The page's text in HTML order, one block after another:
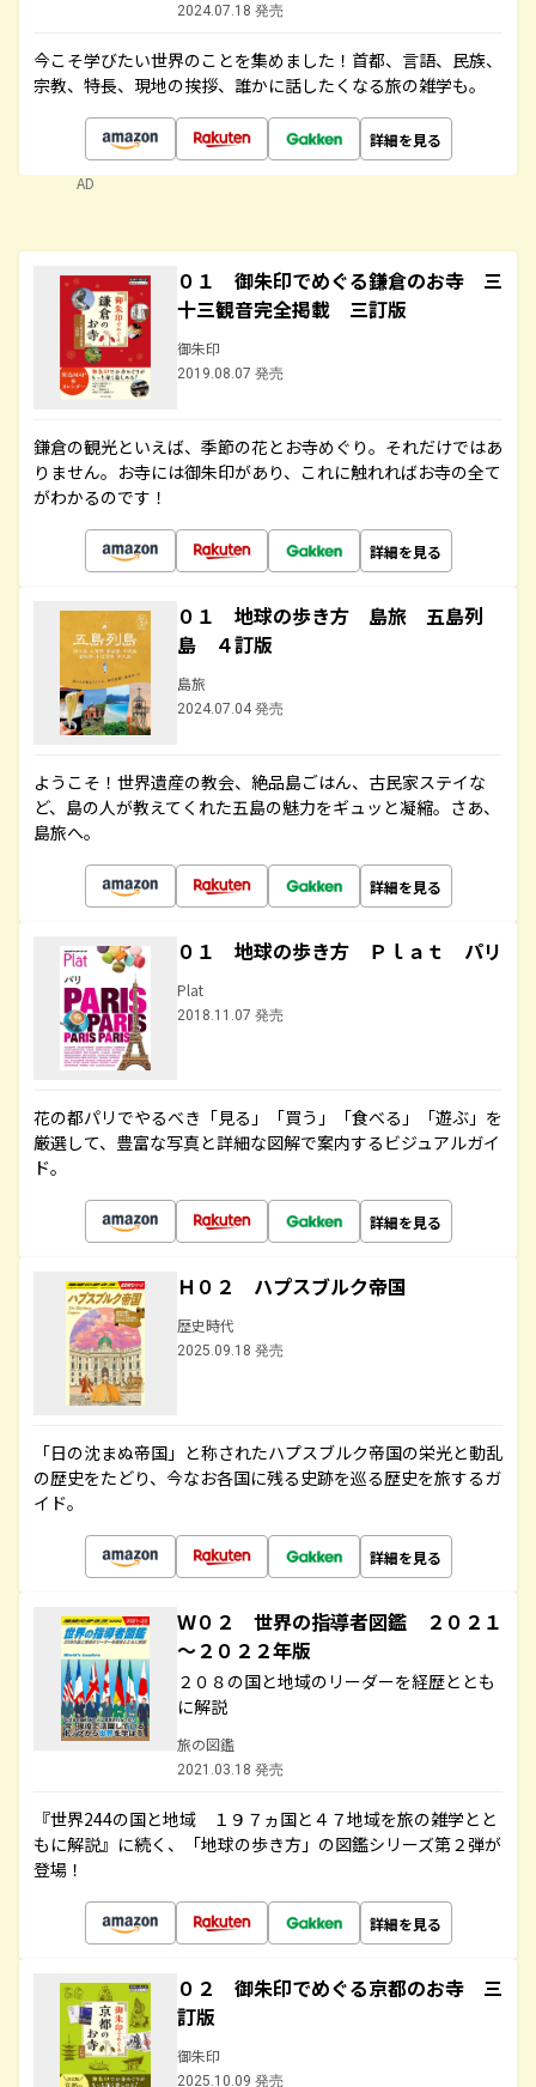
2024.07.18 発売
今こそ学びたい世界のことを集めました！首都、言語、民族、
宗教、特長、現地の挨拶、誰かに話したくなる旅の雑学も。
詳細を見る
AD
０１ 御朱印でめぐる鎌倉のお寺 三
十三観音完全掲載 三訂版
御朱印
2019.08.07 発売
鎌倉の観光といえば、季節の花とお寺めぐり。それだけではあ
りません。お寺には御朱印があり、これに触れればお寺の全て
がわかるのです！
詳細を見る
０１ 地球の歩き方 島旅 五島列
島 ４訂版
島旅
2024.07.04 発売
ようこそ！世界遺産の教会、絶品島ごはん、古民家ステイな
ど、島の人が教えてくれた五島の魅力をギュッと凝縮。さあ、
島旅へ。
詳細を見る
０１ 地球の歩き方 Ｐｌａｔ パリ
Plat
2018.11.07 発売
花の都パリでやるべき「見る」「買う」「食べる」「遊ぶ」を
厳選して、豊富な写真と詳細な図解で案内するビジュアルガイ
ド。
詳細を見る
Ｈ０２ ハプスブルク帝国
歴史時代
2025.09.18 発売
「日の沈まぬ帝国」と称されたハプスブルク帝国の栄光と動乱
の歴史をたどり、今なお各国に残る史跡を巡る歴史を旅するガ
イド。
詳細を見る
Ｗ０２ 世界の指導者図鑑 ２０２１
～２０２２年版
２０８の国と地域のリーダーを経歴ととも
に解説
旅の図鑑
2021.03.18 発売
『世界244の国と地域 １９７ヵ国と４７地域を旅の雑学とと
もに解説』に続く、「地球の歩き方」の図鑑シリーズ第２弾が
登場！
詳細を見る
０２ 御朱印でめぐる京都のお寺 三
訂版
御朱印
2025.10.09 発売